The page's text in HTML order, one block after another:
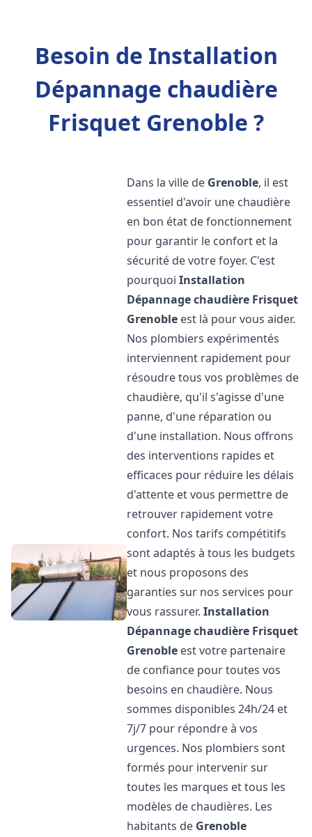
Besoin de Installation
Dépannage chaudière
Frisquet Grenoble ?
Dans la ville de Grenoble, il est
essentiel d'avoir une chaudière
en bon état de fonctionnement
pour garantir le confort et la
sécurité de votre foyer. C'est
pourquoiInstallation
Dépannage chaudière Frisquet
Grenoble est là pour vous aider.
Nos plombiers expérimentés
interviennent rapidement pour
résoudre tous vos problèmes de
chaudière, qu'il s'agisse d'une
panne, d'une réparation ou
d'une installation. Nous offrons
des interventions rapides et
efficaces pour réduire les délais
d'attente et vous permettre de
retrouver rapidement votre
confort. Nos tarifs compétitifs
sont adaptés à tous les budgets
et nous proposons des
garanties sur nos services pour
vous rassurer.Installation
Dépannage chaudière Frisquet
Grenoble est votre partenaire
de confiance pour toutes vos
besoins en chaudière. Nous
sommes disponibles 24h/24 et
7j/7 pour répondre à vos
urgences. Nos plombiers sont
formés pour intervenir sur
toutes les marques et tous les
modèles de chaudières. Les
habitants de Grenoble